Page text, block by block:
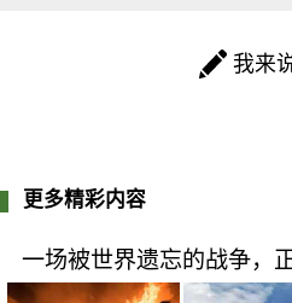
我来
更多精彩内容
一场被世界遗忘的战争，